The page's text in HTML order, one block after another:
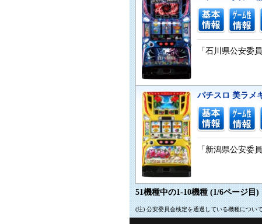
「石川県公安委
パチスロ 美ラメ
「新潟県公安委
51機種中の1-10機種 (1/6ページ目)
(注) 公安委員会検定を通過している機種につい